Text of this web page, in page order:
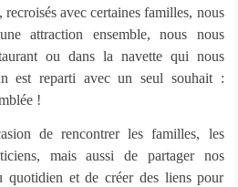
recroisés avec certaines familles, nous
attraction ensemble, nous nous
ou dans la navette qui nous
est reparti avec un seul souhait :
!
de rencontrer les familles, les
mais aussi de partager nos
quotidien et de créer des liens pour